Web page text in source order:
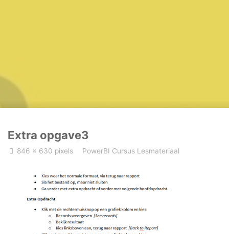
Extra opgave3
Volledige
846 × 630 pixels PowerBI Cursus Lesmateriaal